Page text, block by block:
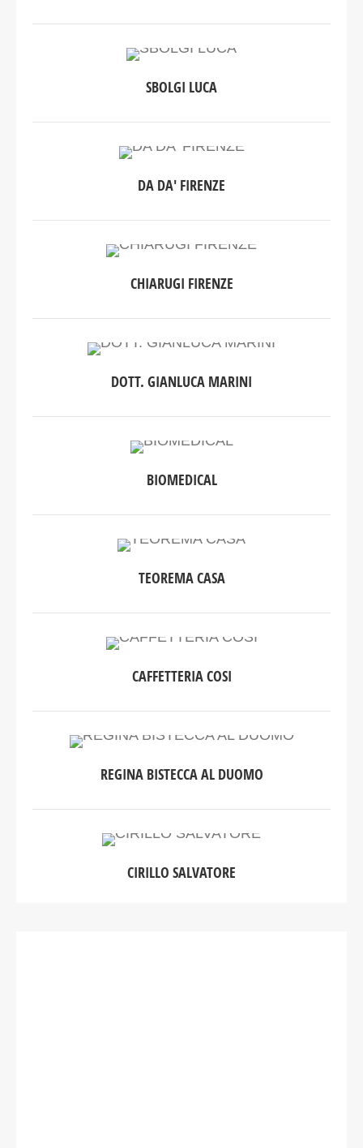
SBOLGI LUCA
DA DA' FIRENZE
CHIARUGI FIRENZE
DOTT. GIANLUCA MARINI
BIOMEDICAL
TEOREMA CASA
CAFFETTERIA COSI
REGINA BISTECCA AL DUOMO
CIRILLO SALVATORE